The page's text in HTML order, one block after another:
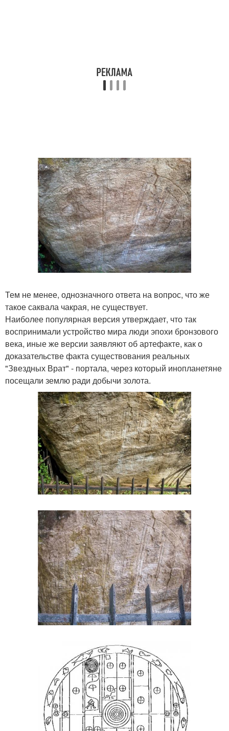
Тем не менее, однозначного ответа на вопрос, что же
такое саквала чакрая, не существует.
Наиболее популярная версия утверждает, что так
воспринимали устройство мира люди эпохи бронзового
века, иные же версии заявляют об артефакте, как о
доказательстве факта существования реальных
"Звездных Врат" - портала, через который инопланетяне
посещали землю ради добычи золота.